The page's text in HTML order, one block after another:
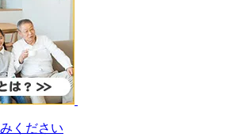
ください